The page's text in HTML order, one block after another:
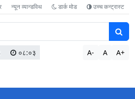
न्यून व्यान्डविथ डार्क मोड उच्च कन्ट्रास्ट
०८:०३ A- A A+